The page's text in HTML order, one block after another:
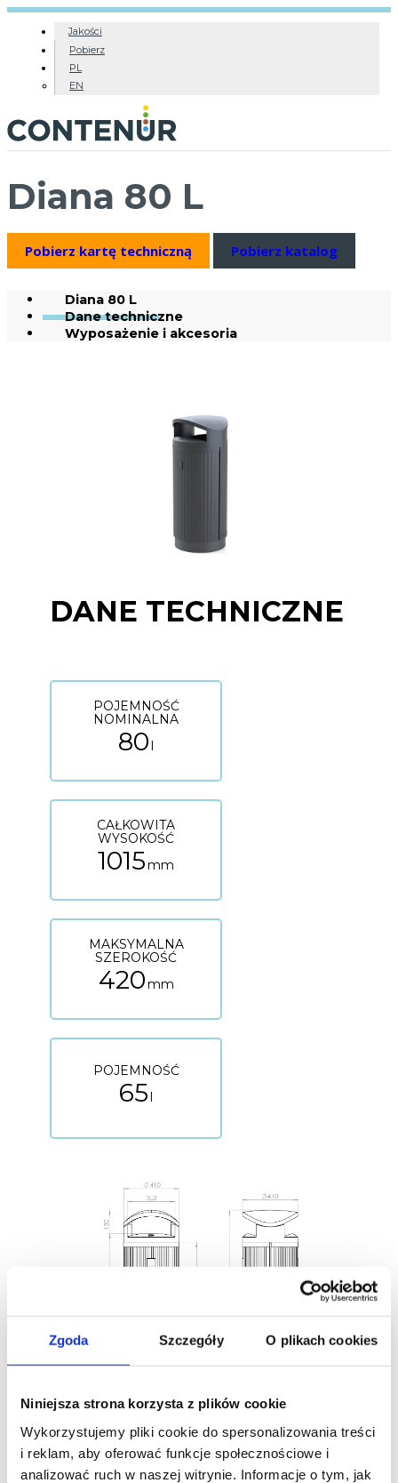
Zgoda Szczegóły O plikach cookies
Niniejsza strona korzysta z plików cookie
Wykorzystujemy pliki cookie do spersonalizowania treści
i reklam, aby oferować funkcje społecznościowe i
analizować ruch w naszej witrynie. Informacje o tym, jak
Jakości
Pobierz
PL
EN
Diana 80 L
Pobierz kartę techniczną Pobierz katalog
Diana 80 L
Dane techniczne
Wyposażenie i akcesoria
DANE TECHNICZNE
POJEMNOŚĆ
NOMINALNA
80l
CAŁKOWITA
WYSOKOŚĆ
1015mm
MAKSYMALNA
SZEROKOŚĆ
420mm
POJEMNOŚĆ
65l
rysunek techniczny
Akcesoria